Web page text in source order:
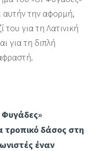
αυτήν την αφορμή,
για τη Λατινική
για τη διπλή
Φυγάδες»
τροπικό δάσος στη
έναν